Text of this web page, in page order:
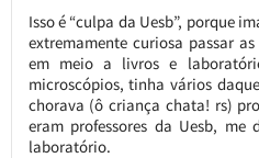
Isso é “culpa da Uesb”, porque
extremamente curiosa passar
em meio a livros e
microscópios, tinha vários
chorava (ô criança chata! rs)
eram professores da Uesb, me
laboratório.